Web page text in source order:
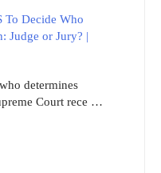
To Decide Who
Judge or Jury? |
determines
Court rece …